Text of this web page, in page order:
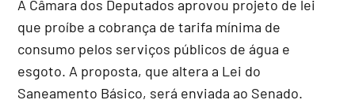
A Câmara dos Deputados aprovou projeto de lei
que proíbe a cobrança de tarifa mínima de
consumo pelos serviços públicos de água e
esgoto. A proposta, que altera a Lei do
Saneamento Básico, será enviada ao Senado.